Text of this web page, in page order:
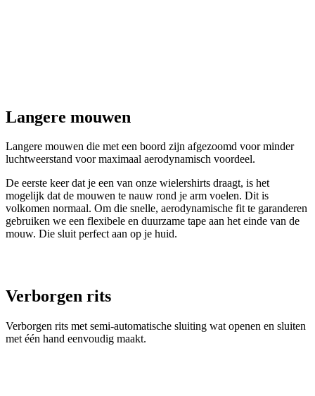
Langere mouwen
Langere mouwen die met een boord zijn afgezoomd voor minder
luchtweerstand voor maximaal aerodynamisch voordeel.
De eerste keer dat je een van onze wielershirts draagt, is het
mogelijk dat de mouwen te nauw rond je arm voelen. Dit is
volkomen normaal. Om die snelle, aerodynamische fit te garanderen
gebruiken we een flexibele en duurzame tape aan het einde van de
mouw. Die sluit perfect aan op je huid.
Verborgen rits
Verborgen rits met semi-automatische sluiting wat openen en sluiten
met één hand eenvoudig maakt.